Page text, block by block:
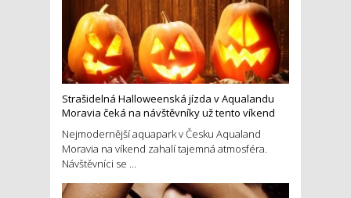
Strašidelná Halloweenská jízda v Aqualandu
Moravia čeká na návštěvníky už tento víkend
Nejmodernější aquapark v Česku Aqualand
Moravia na víkend zahalí tajemná atmosféra.
Návštěvníci se ...